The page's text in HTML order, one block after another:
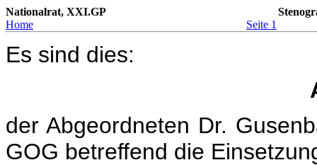
Nationalrat, XXI.GP
Home
Seite 1
Es sind dies:
der Abgeordneten Dr.
GOG betreffend die